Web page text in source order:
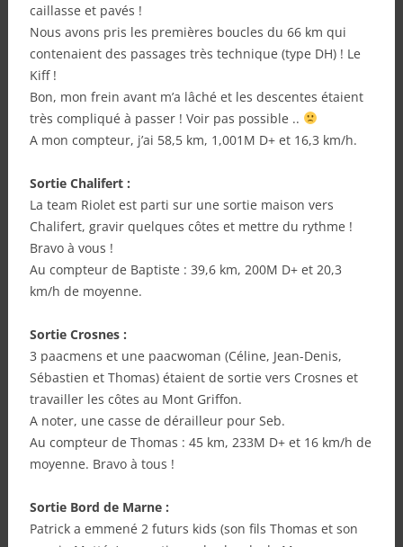
caillasse et pavés !
Nous avons pris les premières boucles du 66 km qui
contenaient des passages très technique (type DH) ! Le
Kiff !
Bon, mon frein avant m’a lâché et les descentes étaient
très compliqué à passer ! Voir pas possible ..
A mon compteur, j’ai 58,5 km, 1,001M D+ et 16,3 km/h.
Sortie Chalifert :
La team Riolet est parti sur une sortie maison vers
Chalifert, gravir quelques côtes et mettre du rythme !
Bravo à vous !
Au compteur de Baptiste : 39,6 km, 200M D+ et 20,3
km/h de moyenne.
Sortie Crosnes :
3 paacmens et une paacwoman (Céline, Jean-Denis,
Sébastien et Thomas) étaient de sortie vers Crosnes et
travailler les côtes au Mont Griffon.
A noter, une casse de dérailleur pour Seb.
Au compteur de Thomas : 45 km, 233M D+ et 16 km/h de
moyenne. Bravo à tous !
Sortie Bord de Marne :
Patrick a emmené 2 futurs kids (son fils Thomas et son